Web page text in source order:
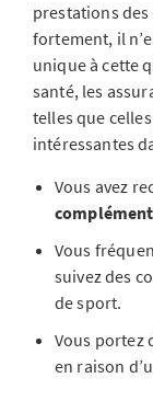
prestations
fortement, il
unique à cette
santé, les
telles que
intéressantes
Vous avez
Vous
suivez des
de sport.
Vous portez
en raison